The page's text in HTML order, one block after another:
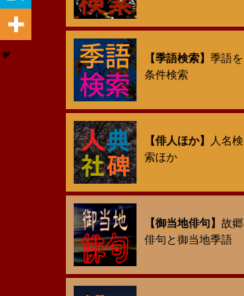
【季語検索】季語を
条件検索
【俳人ほか】 人名検
索ほか
【御当地俳句】故郷
俳句と御当地季語